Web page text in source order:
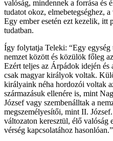
valóság, mindennek a forrása és
tudatot okoz, elmebetegséghez,
Egy ember esetén ezt kezelik, itt
tudatban.
Így folytatja Teleki: “Egy egység
nemzet között és közülök főleg
Ezért teljes az Árpádok idején
csak magyar királyok voltak.
királyaink néha hordozói voltak
származásuk ellenére is, mint
József vagy szembenálltak a
megszemélyesítői, mint II.
változaton keresztül, élő valóság
vérség kapcsolatához hasonlóan.”